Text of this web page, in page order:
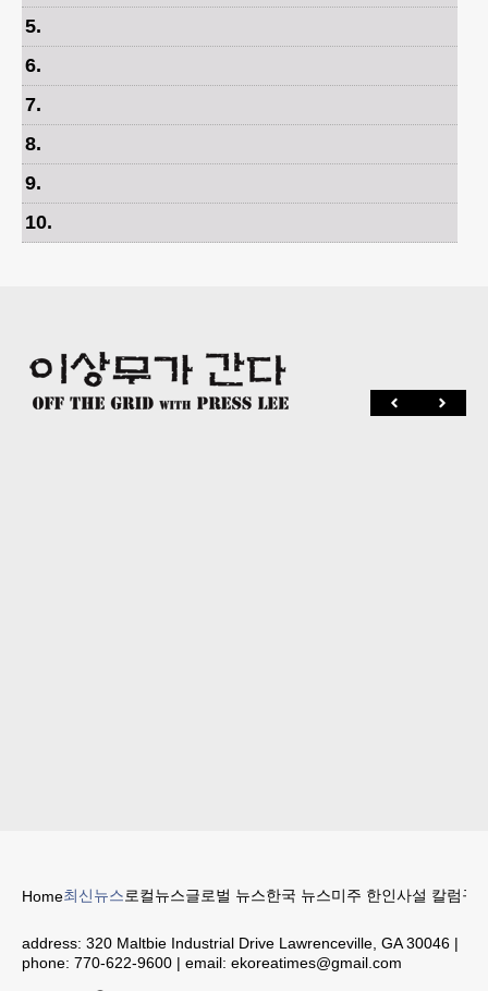
5.
6.
7.
8.
9.
10.
Home최신뉴스로컬뉴스글로벌 뉴스한국 뉴스미주 한인사설 칼럼구
address: 320 Maltbie Industrial Drive Lawrenceville, GA 30046 |
phone: 770-622-9600 | email: ekoreatimes@gmail.com